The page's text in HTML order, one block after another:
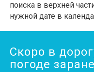
поиска в верхней
нужной дате в
Скоро в
погоде